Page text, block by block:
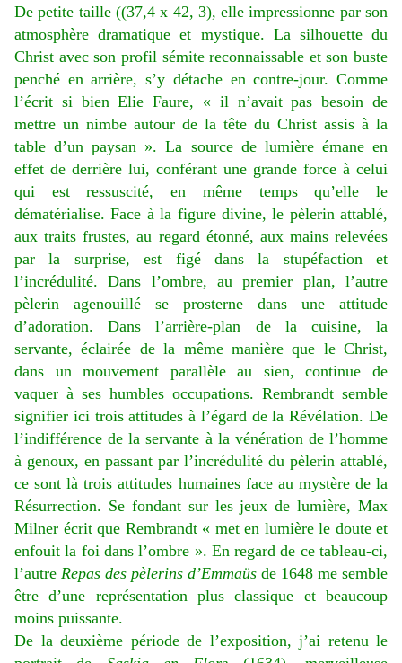
De petite taille ((37,4 x 42, 3), elle impressionne par son
atmosphère dramatique et mystique. La silhouette du
Christ avec son profil sémite reconnaissable et son buste
penché en arrière, s’y détache en contre-jour. Comme
l’écrit si bien Elie Faure, « il n’avait pas besoin de
mettre un nimbe autour de la tête du Christ assis à la
table d’un paysan ». La source de lumière émane en
effet de derrière lui, conférant une grande force à celui
qui est ressuscité, en même temps qu’elle le
dématérialise. Face à la figure divine, le pèlerin attablé,
aux traits frustes, au regard étonné, aux mains relevées
par la surprise, est figé dans la stupéfaction et
l’incrédulité. Dans l’ombre, au premier plan, l’autre
pèlerin agenouillé se prosterne dans une attitude
d’adoration. Dans l’arrière-plan de la cuisine, la
servante, éclairée de la même manière que le Christ,
dans un mouvement parallèle au sien, continue de
vaquer à ses humbles occupations. Rembrandt semble
signifier ici trois attitudes à l’égard de la Révélation. De
l’indifférence de la servante à la vénération de l’homme
à genoux, en passant par l’incrédulité du pèlerin attablé,
ce sont là trois attitudes humaines face au mystère de la
Résurrection. Se fondant sur les jeux de lumière, Max
Milner écrit que Rembrandt « met en lumière le doute et
enfouit la foi dans l’ombre ». En regard de ce tableau-ci,
l’autre Repas des pèlerins d’Emmaüs de 1648 me semble
être d’une représentation plus classique et beaucoup
moins puissante.
De la deuxième période de l’exposition, j’ai retenu le